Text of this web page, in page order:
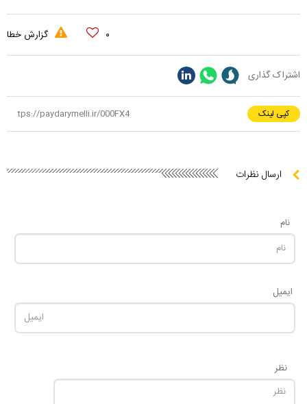
۰ گزارش خطا
اشتراک گذاری
کپی لینک
ارسال نظرات
نام
ایمیل
نظر